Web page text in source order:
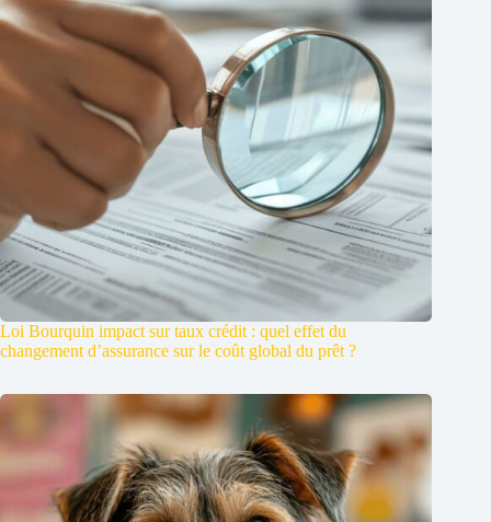
Loi Bourquin impact sur taux crédit : quel effet du
changement d’assurance sur le coût global du prêt ?